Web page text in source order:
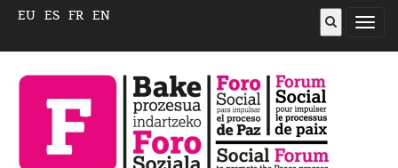
ireki
EU ES FR EN